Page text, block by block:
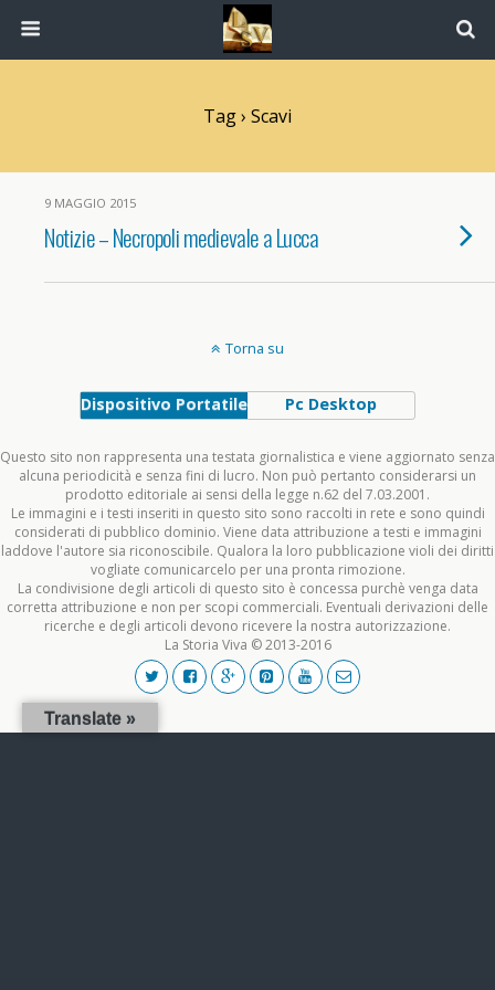
Tag › Scavi
9 MAGGIO 2015
Notizie – Necropoli medievale a Lucca
Torna su
Dispositivo Portatile Pc Desktop
Questo sito non rappresenta una testata giornalistica e viene aggiornato senza
alcuna periodicità e senza fini di lucro. Non può pertanto considerarsi un
prodotto editoriale ai sensi della legge n.62 del 7.03.2001.
Le immagini e i testi inseriti in questo sito sono raccolti in rete e sono quindi
considerati di pubblico dominio. Viene data attribuzione a testi e immagini
laddove l'autore sia riconoscibile. Qualora la loro pubblicazione violi dei diritti
vogliate comunicarcelo per una pronta rimozione.
La condivisione degli articoli di questo sito è concessa purchè venga data
corretta attribuzione e non per scopi commerciali. Eventuali derivazioni delle
ricerche e degli articoli devono ricevere la nostra autorizzazione.
La Storia Viva © 2013-2016
Translate »